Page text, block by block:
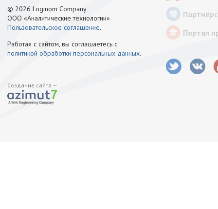
© 2026 Loginom Company
ООО «Аналитические технологии»
Пользовательское соглашение.
Работая с сайтом, вы соглашаетесь с
политикой обработки персональных данных.
Создание сайта —
Портал